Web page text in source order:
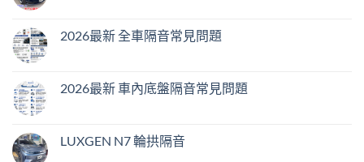
2026最新 全車隔音常見問題
2026最新 車內底盤隔音常見問題
LUXGEN N7 輪拱隔音